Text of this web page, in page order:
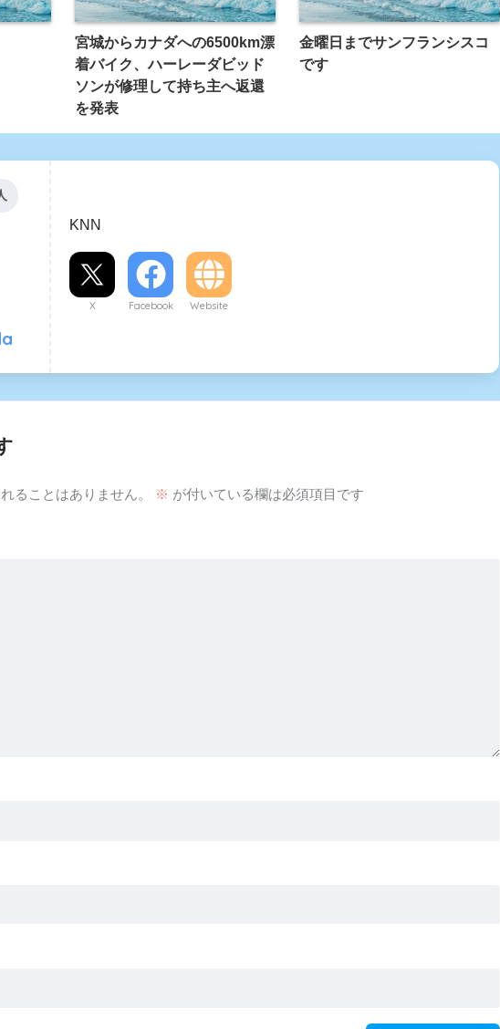
宮城からカナダへの6500km漂
着バイク、ハーレーダビッド
ソンが修理して持ち主へ返還
を発表
金曜日までサンフランシスコ
です
KNN
X Facebook Website
ることはありません。 ※ が付いている欄は必須項目です